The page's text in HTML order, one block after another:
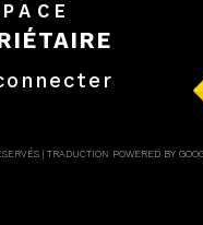
| TRADUCTION POWERED BY